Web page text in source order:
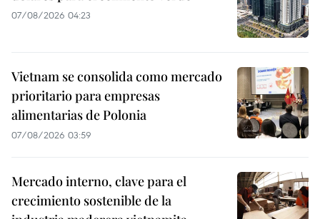
07/08/2026 04:23
Vietnam se consolida como mercado
prioritario para empresas
alimentarias de Polonia
07/08/2026 03:59
Mercado interno, clave para el
crecimiento sostenible de la